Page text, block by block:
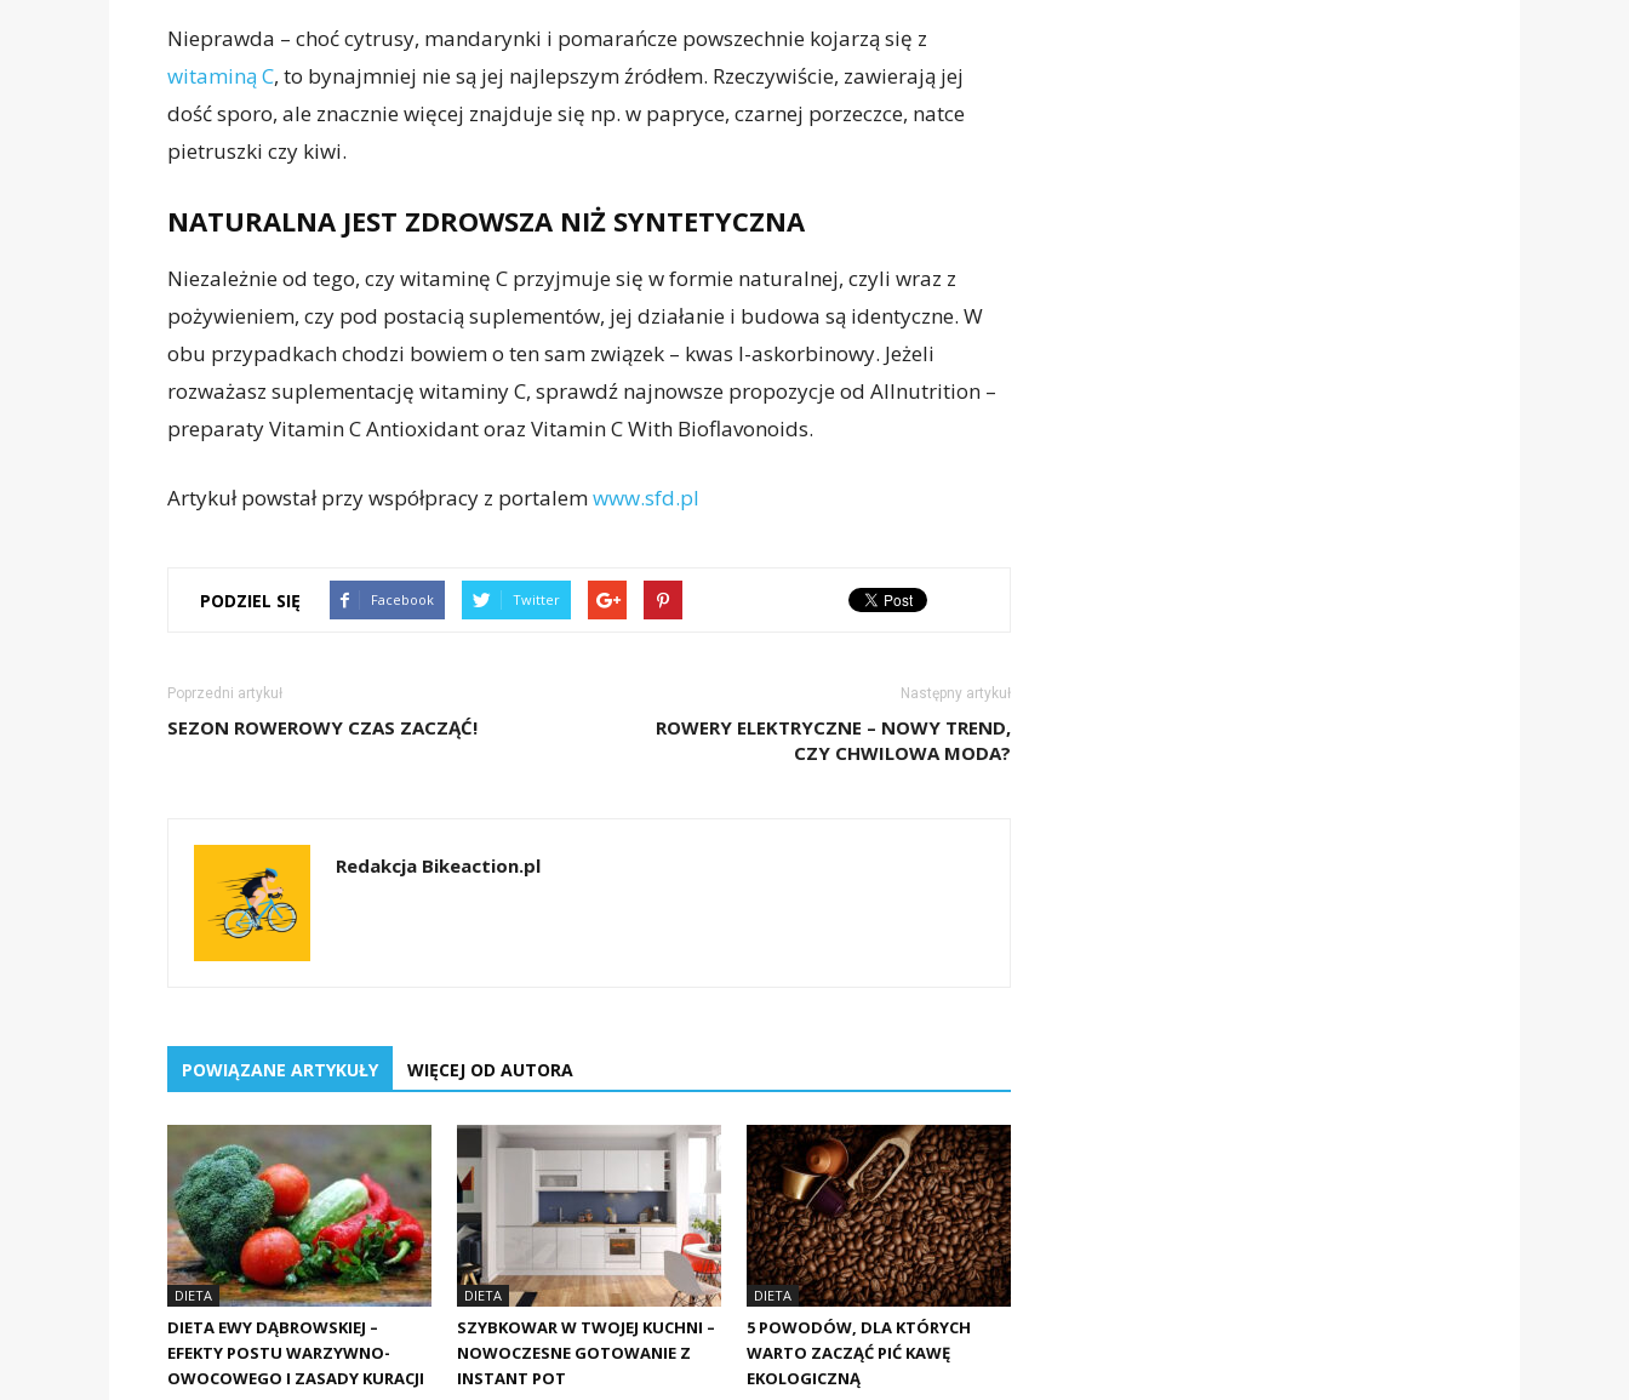
Nieprawda – choć cytrusy, mandarynki i pomarańcze powszechnie kojarzą się z
witaminą C, to bynajmniej nie są jej najlepszym źródłem. Rzeczywiście, zawierają jej
dość sporo, ale znacznie więcej znajduje się np. w papryce, czarnej porzeczce, natce
pietruszki czy kiwi.
NATURALNA JEST ZDROWSZA NIŻ SYNTETYCZNA
Niezależnie od tego, czy witaminę C przyjmuje się w formie naturalnej, czyli wraz z
pożywieniem, czy pod postacią suplementów, jej działanie i budowa są identyczne. W
obu przypadkach chodzi bowiem o ten sam związek – kwas l-askorbinowy. Jeżeli
rozważasz suplementację witaminy C, sprawdź najnowsze propozycje od Allnutrition –
preparaty Vitamin C Antioxidant oraz Vitamin C With Bioflavonoids.
Artykuł powstał przy współpracy z portalemwww.sfd.pl
PODZIEL SIĘ Facebook Twitter
Poprzedni artykuł
SEZON ROWEROWY CZAS ZACZĄĆ!
Następny artykuł
ROWERY ELEKTRYCZNE – NOWY TREND,
CZY CHWILOWA MODA?
Redakcja Bikeaction.pl
POWIĄZANE ARTYKUŁY WIĘCEJ OD AUTORA
DIETA
DIETA EWY DĄBROWSKIEJ –
EFEKTY POSTU WARZYWNO-
OWOCOWEGO I ZASADY KURACJI
DIETA
SZYBKOWAR W TWOJEJ KUCHNI –
NOWOCZESNE GOTOWANIE Z
INSTANT POT
DIETA
5 POWODÓW, DLA KTÓRYCH
WARTO ZACZĄĆ PIĆ KAWĘ
EKOLOGICZNĄ